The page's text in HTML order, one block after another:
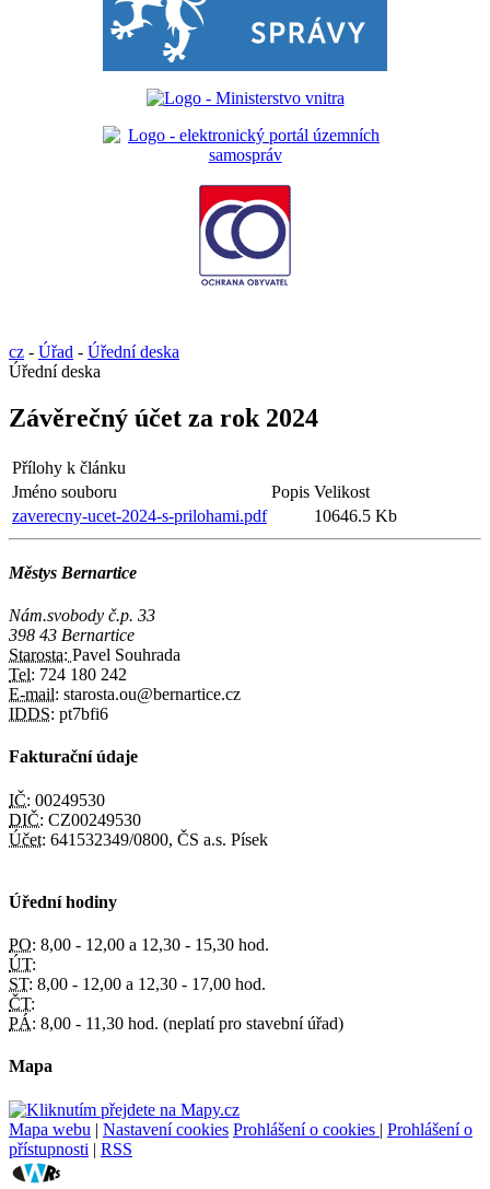
cz - Úřad - Úřední deska
Úřední deska
Závěrečný účet za rok 2024
Přílohy k článku
Jméno souboru
Popis Velikost
zaverecny-ucet-2024-s-prilohami.pdf
10646.5 Kb
Městys Bernartice
Nám.svobody č.p. 33
398 43 Bernartice
Starosta: Pavel Souhrada
Tel: 724 180 242
E-mail: starosta.ou@bernartice.cz
IDDS: pt7bfi6
Fakturační údaje
IČ: 00249530
DIČ: CZ00249530
Účet: 641532349/0800, ČS a.s. Písek
Úřední hodiny
PO: 8,00 - 12,00 a 12,30 - 15,30 hod.
ÚT:
ST: 8,00 - 12,00 a 12,30 - 17,00 hod.
ČT:
PÁ: 8,00 - 11,30 hod. (neplatí pro stavební úřad)
Mapa
Mapa webu | Nastavení cookies Prohlášení o cookies | Prohlášení o
přístupnosti | RSS